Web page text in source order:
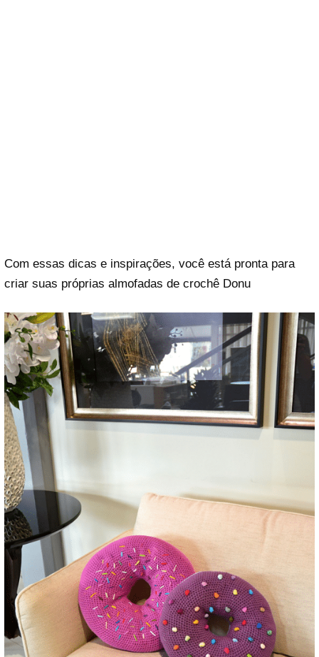
Com essas dicas e inspirações, você está pronta para
criar suas próprias almofadas de crochê Donu